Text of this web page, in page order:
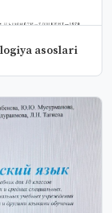
Arxeologiya asoslari